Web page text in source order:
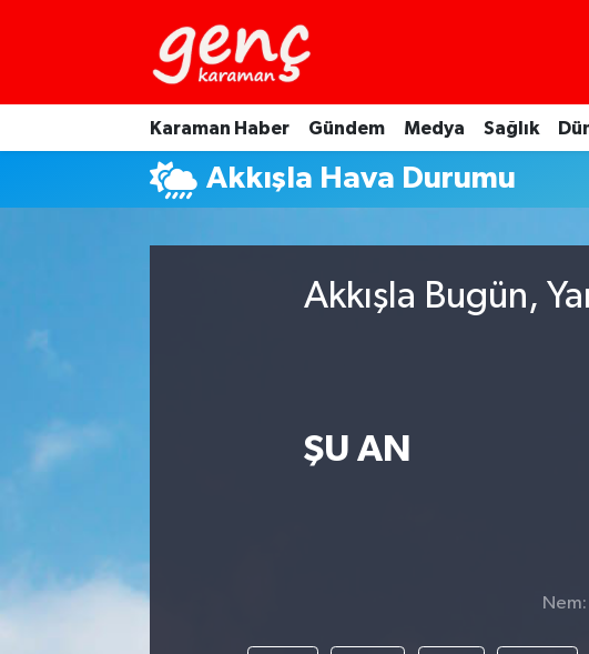
Karaman Haber Gündem Medya Sağlık
Akkışla Hava Durumu
Akkışla Bugün,
ŞU AN